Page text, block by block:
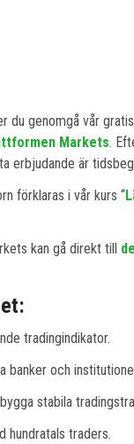
du genomgå vår
Markets.
erbjudande är
förklaras i vår kurs “
kan gå direkt till
tradingindikator.
banker och
stabila
hundratals traders.